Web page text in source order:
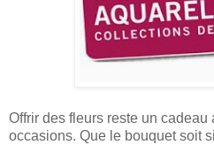
Offrir des fleurs reste un cadeau
occasions. Que le bouquet soit